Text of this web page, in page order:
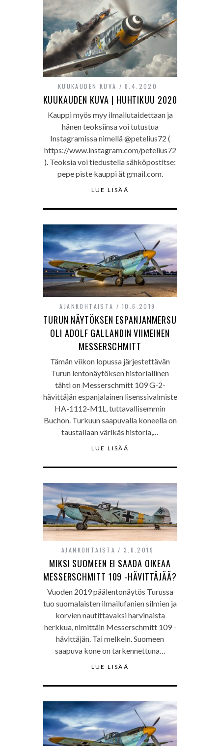
KUUKAUDEN KUVA 8.4.2020
KUUKAUDEN KUVA | HUHTIKUU 2020
Kauppi myös myy ilmailutaidettaan ja
hänen teoksiinsa voi tutustua
Instagramissa nimellä @petelius72 (
https://www.instagram.com/petelius72
). Teoksia voi tiedustella sähköpostitse:
pepe piste kauppi ät gmail.com.
LUE LISÄÄ
AJANKOHTAISTA 10.6.2019
TURUN NÄYTÖKSEN ESPANJANMERSU
OLI ADOLF GALLANDIN VIIMEINEN
MESSERSCHMITT
Tämän viikon lopussa järjestettävän
Turun lentonäytöksen historiallinen
tähti on Messerschmitt 109 G-2-
hävittäjän espanjalainen lisenssivalmiste
HA-1112-M1L, tuttavallisemmin
Buchon. Turkuun saapuvalla koneella on
taustallaan värikäs historia,…
LUE LISÄÄ
AJANKOHTAISTA 3.6.2019
MIKSI SUOMEEN EI SAADA OIKEAA
MESSERSCHMITT 109 -HÄVITTÄJÄÄ?
Vuoden 2019 päälentonäytös Turussa
tuo suomalaisten ilmailufanien silmien ja
korvien nautittavaksi harvinaista
herkkua, nimittäin Messerschmitt 109 -
hävittäjän. Tai melkein. Suomeen
saapuva kone on tarkennettuna…
LUE LISÄÄ